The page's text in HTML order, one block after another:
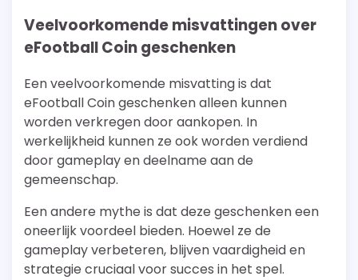
Veelvoorkomende misvattingen over
eFootball Coin geschenken
Een veelvoorkomende misvatting is dat
eFootball Coin geschenken alleen kunnen
worden verkregen door aankopen. In
werkelijkheid kunnen ze ook worden verdiend
door gameplay en deelname aan de
gemeenschap.
Een andere mythe is dat deze geschenken een
oneerlijk voordeel bieden. Hoewel ze de
gameplay verbeteren, blijven vaardigheid en
strategie cruciaal voor succes in het spel.